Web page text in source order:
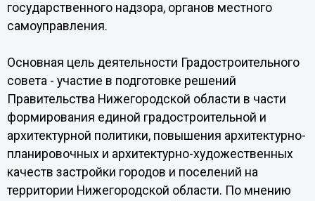
государственного надзора, органов местного
самоуправления.
Основная цель деятельности Градостроительного
совета - участие в подготовке решений
Правительства Нижегородской области в части
формирования единой градостроительной и
архитектурной политики, повышения архитектурно-
планировочных и архитектурно-художественных
качеств застройки городов и поселений на
территории Нижегородской области. По мнению